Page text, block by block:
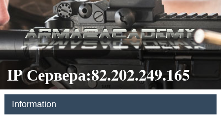
IP Сервера:82.202.249.165
Information